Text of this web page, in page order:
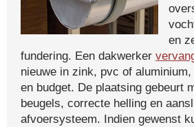
en
fundering. Een dakwerker
nieuwe in zink, pvc of
en budget. De plaatsing gebeurt
beugels, correcte helling en
afvoersysteem. Indien gewenst